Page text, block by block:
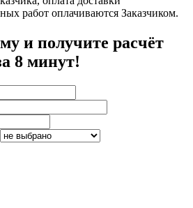
работ оплачиваются Заказчиком.
и получите расчёт
8 минут!